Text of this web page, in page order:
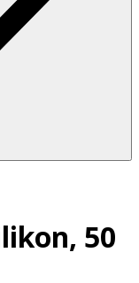
50